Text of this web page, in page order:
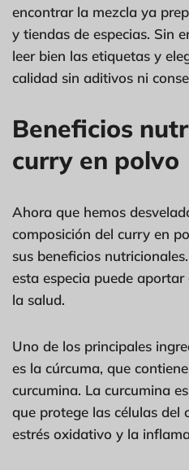
encontrar la mezcla ya
y tiendas de especias. Sin
leer bien las etiquetas y
calidad sin aditivos ni
Beneficios
curry en polvo
Ahora que hemos
composición del curry en
sus beneficios
esta especia puede
la salud.
Uno de los principales
es la cúrcuma, que
curcumina. La curcumina
que protege las células del
estrés oxidativo y la